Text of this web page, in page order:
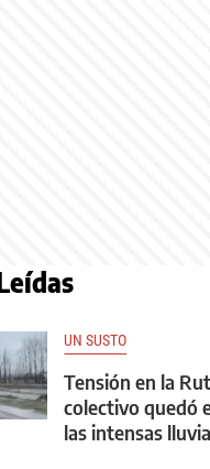
UN SUSTO
Tensión en la
colectivo quedó
las intensas